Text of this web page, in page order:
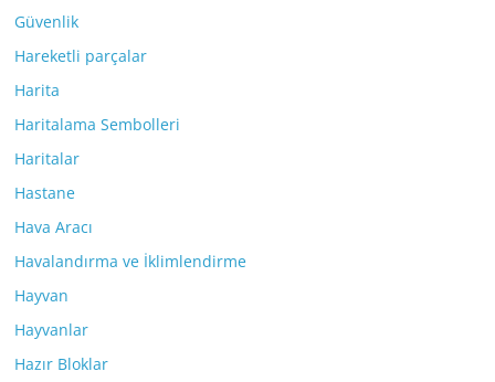
Güvenlik
Hareketli parçalar
Harita
Haritalama Sembolleri
Haritalar
Hastane
Hava Aracı
Havalandırma ve İklimlendirme
Hayvan
Hayvanlar
Hazır Bloklar